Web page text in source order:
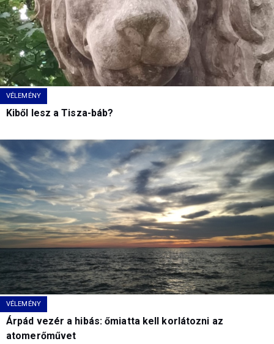
VÉLEMÉNY
Kiből lesz a Tisza-báb?
VÉLEMÉNY
Árpád vezér a hibás: őmiatta kell korlátozni az
atomerőművet